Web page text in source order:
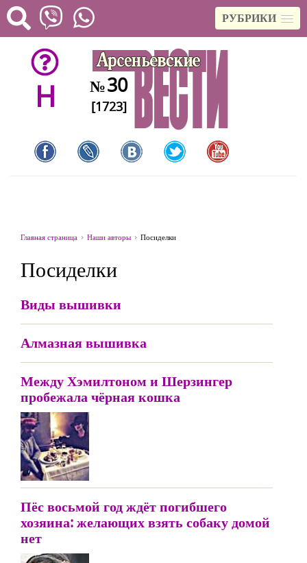
РУБРИКИ
H №30
[1723]
Главная страница Наши авторы Посиделки
Посиделки
Виды вышивки
Алмазная вышивка
Между Хэмилтоном и Шерзингер
пробежала чёрная кошка
Пёс восьмой год ждёт погибшего
хозяина: желающих взять собаку домой
нет